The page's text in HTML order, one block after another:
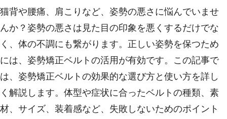
猫背や腰痛、肩こりなど、姿勢の悪さに悩んでいませ
んか？姿勢の悪さは見た目の印象を悪くするだけでな
く、体の不調にも繋がります。正しい姿勢を保つため
には、姿勢矯正ベルトの活用が有効です。この記事で
は、姿勢矯正ベルトの効果的な選び方と使い方を詳し
く解説します。体型や症状に合ったベルトの種類、素
材、サイズ、装着感など、失敗しないためのポイント